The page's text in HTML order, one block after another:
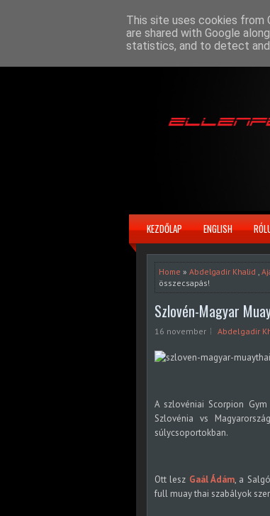
KEZDŐLAP ENGLISH
Home » Abdelgadir Khalid ,
összecsapás!
Szlovén-Magyar
16 november Abdelgadir
A szlovéniai Scorpion
Szlovénia vs
súlycsoportokban.
Ott lesz Gaál Ádám, a
full muay thai szabályok
This site uses cookies from
are shared with Google
statistics, and to detect and